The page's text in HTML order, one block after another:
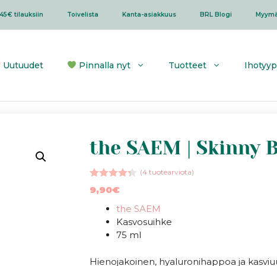
tilauksiin Toivelista Kanta-asiakkuus BRL Blogi
Uutuudet Pinnalla nyt Tuotteet
the SAEM | Skinny
4.25
5:stä
(4tuotearviota)
9,90€
the SAEM
Kasvosuihke
75 ml
Hienojakoinen, hyaluronihappoa ja